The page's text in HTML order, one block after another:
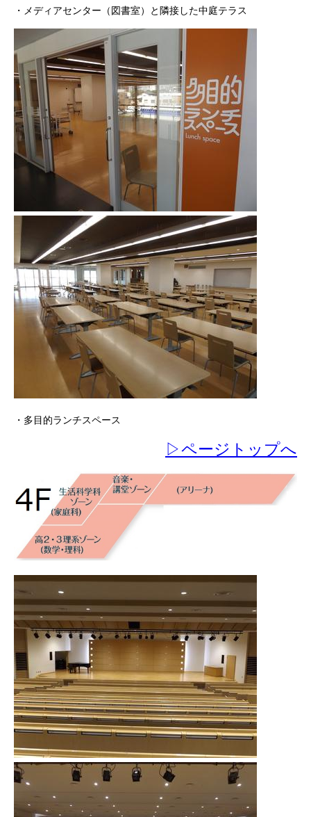
・メディアセンター（図書室）と隣接した中庭テラス
・多目的ランチスペース
▷ページトップへ